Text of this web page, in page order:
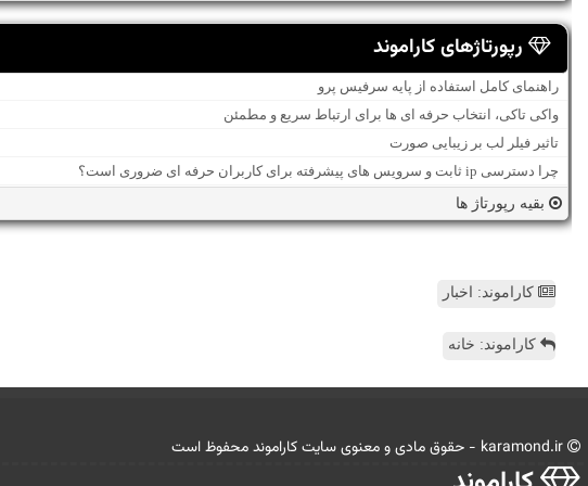
رپورتاژهای کاراموند
راهنمای کامل استفاده از پایه سرفیس پرو
واکی تاکی، انتخاب حرفه ای ها برای ارتباط سریع و مطمئن
تاثیر فیلر لب بر زیبایی صورت
چرا دسترسی ip ثابت و سرویس های پیشرفته برای کاربران حرفه ای ضروری است؟
بقیه رپورتاژ ها
کاراموند: اخبار
کاراموند: خانه